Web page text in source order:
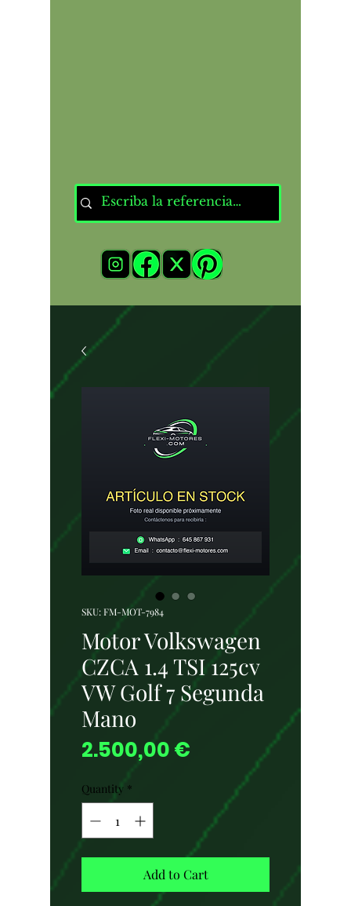
SKU: FM-MOT-7984
Motor Volkswagen
CZCA 1.4 TSI 125cv
VW Golf 7 Segunda
Mano
2.500,00 €
Quantity *
Add to Cart